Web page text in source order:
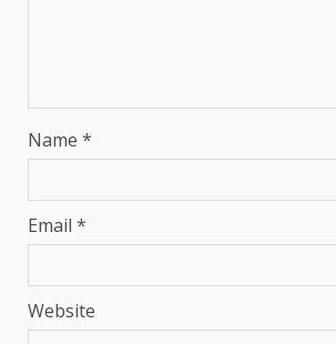
Name *
Email *
Website